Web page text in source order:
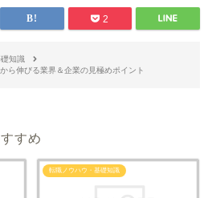
2
知識
ら伸びる業界＆企業の見極めポイント
すめ
転職ノウハウ・基礎知識